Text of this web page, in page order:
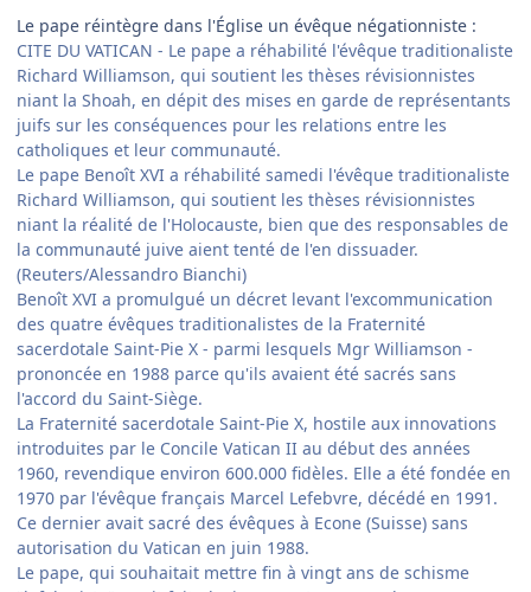
Le pape réintègre dans l'Église un évêque négationniste :
CITE DU VATICAN - Le pape a réhabilité l'évêque traditionaliste
Richard Williamson, qui soutient les thèses révisionnistes
niant la Shoah, en dépit des mises en garde de représentants
juifs sur les conséquences pour les relations entre les
catholiques et leur communauté.
Le pape Benoît XVI a réhabilité samedi l'évêque traditionaliste
Richard Williamson, qui soutient les thèses révisionnistes
niant la réalité de l'Holocauste, bien que des responsables de
la communauté juive aient tenté de l'en dissuader.
(Reuters/Alessandro Bianchi)
Benoît XVI a promulgué un décret levant l'excommunication
des quatre évêques traditionalistes de la Fraternité
sacerdotale Saint-Pie X - parmi lesquels Mgr Williamson -
prononcée en 1988 parce qu'ils avaient été sacrés sans
l'accord du Saint-Siège.
La Fraternité sacerdotale Saint-Pie X, hostile aux innovations
introduites par le Concile Vatican II au début des années
1960, revendique environ 600.000 fidèles. Elle a été fondée en
1970 par l'évêque français Marcel Lefebvre, décédé en 1991.
Ce dernier avait sacré des évêques à Econe (Suisse) sans
autorisation du Vatican en juin 1988.
Le pape, qui souhaitait mettre fin à vingt ans de schisme